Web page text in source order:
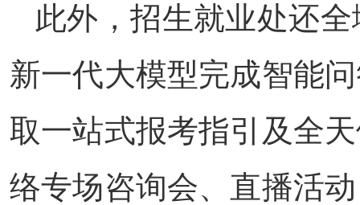
此外，招生就业处还
新一代大模型完成智能
取一站式报考指引及全
络专场咨询会、直播活